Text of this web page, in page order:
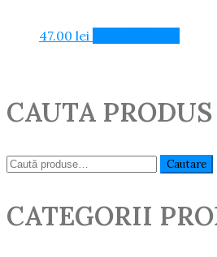
47.00 lei
CAUTA PRODUS
Caută: Cautare
CATEGORII